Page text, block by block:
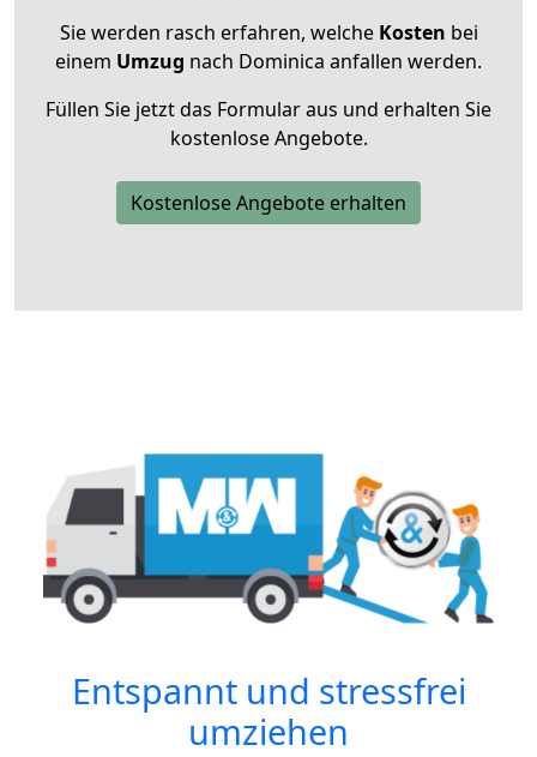
Sie werden rasch erfahren, welche Kosten bei
einem Umzug nach Dominica anfallen werden.
Füllen Sie jetzt das Formular aus und erhalten Sie
kostenlose Angebote.
Kostenlose Angebote erhalten
Entspannt und stressfrei
umziehen